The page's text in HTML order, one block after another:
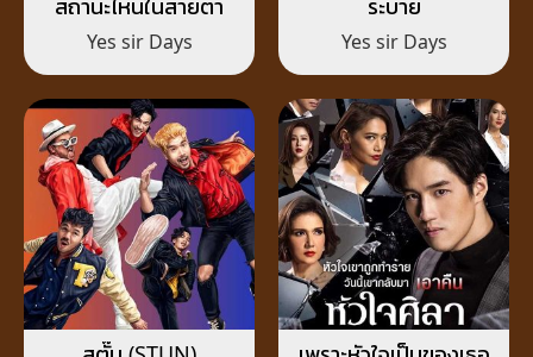
สถานะไหนในสายตา
Yes sir Days
ระบาย
Yes sir Days